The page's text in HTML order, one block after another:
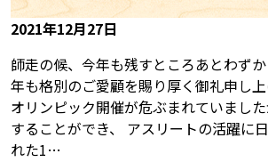
2021年12月27日
師走の候、今年も残すところあとわず
年も格別のご愛顧を賜り厚く御礼申し
オリンピック開催が危ぶまれていまし
することができ、 アスリートの活躍に
れた1…